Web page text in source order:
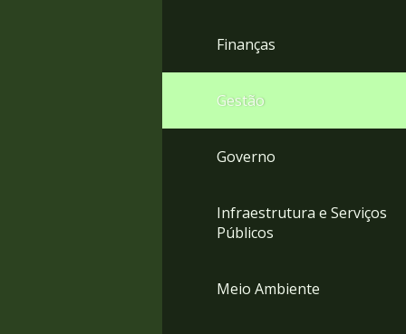
Finanças
Gestão
Governo
Infraestrutura e Serviços
Públicos
Meio Ambiente